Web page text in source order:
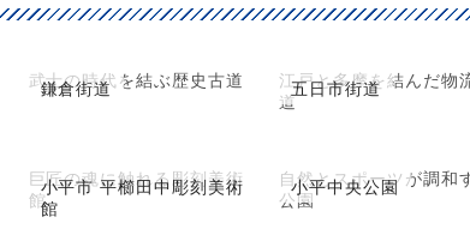
鎌倉街道
武士の時代を結ぶ歴史古道 五日市街道
江戸と多摩を結んだ物
道
小平市 平櫛田中彫刻美術
館
巨匠の魂に触れる彫刻美術
館
小平中央公園
自然とスポーツが調和
公園